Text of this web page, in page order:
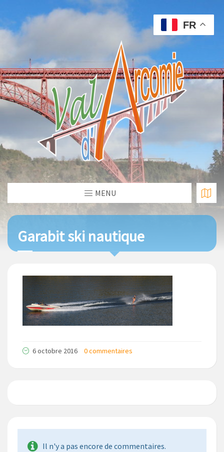
MENU
Garabit ski nautique
6 octobre 2016 0 commentaires
Il n'y a pas encore de commentaires.
FR